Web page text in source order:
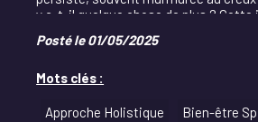
y a-t-il quelque chose de plus ? Cette
Posté le 01/05/2025
Mots clés :
Approche Holistique Bien-être